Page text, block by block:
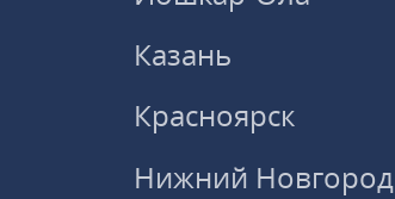
Казань
Красноярск
Нижний Новгород